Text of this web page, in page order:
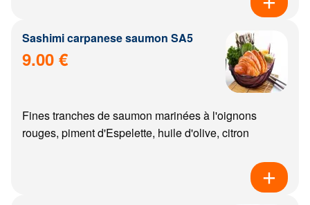
Sashimi carpanese saumon SA5
9.00 €
Fines tranches de saumon marinées à l'oignons
rouges, piment d'Espelette, huile d'olive, citron